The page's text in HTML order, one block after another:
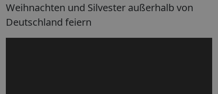
Weihnachten und Silvester außerhalb von
Deutschland feiern